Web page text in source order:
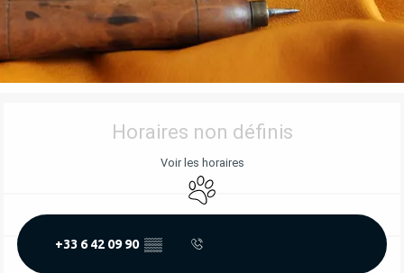
OUVERTURE ET COORDONNÉES
Horaires non définis
Voir les horaires
Animaux acceptés
+33 6 42 09 90 ▒▒